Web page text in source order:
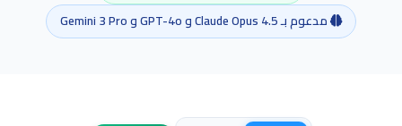
مدعوم بـ Claude Opus 4.5 و GPT-4o و Gemini 3 Pro